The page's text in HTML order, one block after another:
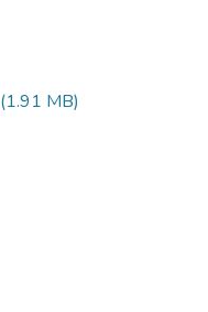
(1.91 MB)